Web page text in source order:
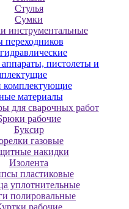
Стулья
Сумки
инструментальные
переходников
пистолеты и
комплектующие
материалы
для сварочных работ
рабочие
Буксир
газовые
накидки
Изолента
пластиковые
уплотнительные
полировальные
рабочие